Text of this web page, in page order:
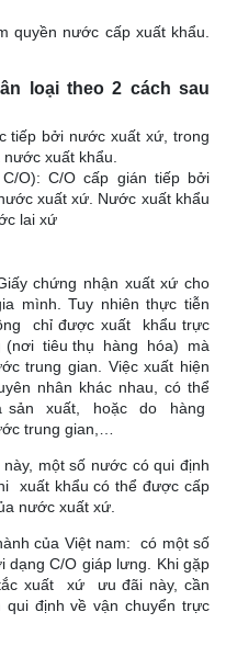
quyền nước cấp xuất khẩu.
loại theo 2 cách sau
tiếp bởi nước xuất xứ, trong
xuất khẩu.
O): C/O cấp gián tiếp bởi
xuất xứ. Nước xuất khẩu
lai xứ
chứng nhận xuất xứ cho
mình. Tuy nhiên thực tiễn
chỉ được xuất khẩu trực
(nơi tiêu thụ hàng hóa) mà
trung gian. Việc xuất hiện
nhân khác nhau, có thể
sản xuất, hoặc do hàng
trung gian,…
một số nước có qui định
xuất khẩu có thể được cấp
nước xuất xứ.
của Việt nam: có một số
C/O giáp lưng. Khi gặp
xuất xứ ưu đãi này, cần
định về vận chuyển trực